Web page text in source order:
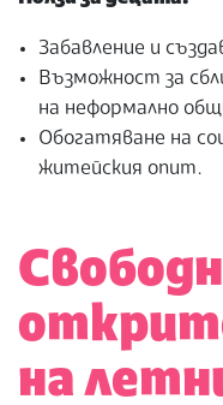
Забавление и
Възможност за
на неформално
Обогатяване на
житейския опит.
на